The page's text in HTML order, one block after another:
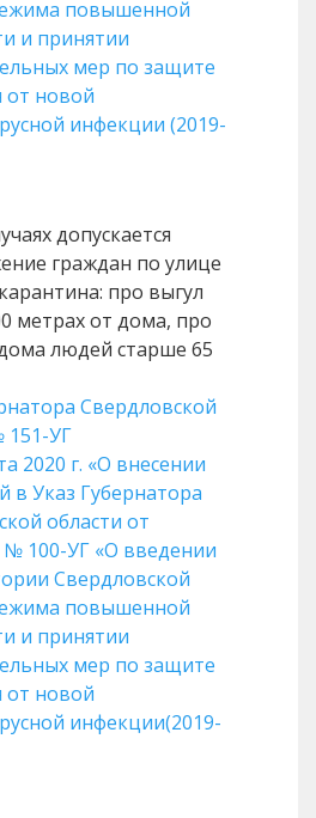
повышенной
и принятии
мер по защите
от новой
инфекции (2019-
допускается
граждан по улице
про выгул
метрах от дома, про
людей старше 65
Свердловской
151-УГ
2020 г. «О внесении
в Указ Губернатора
области от
№ 100-УГ «О введении
Свердловской
повышенной
и принятии
мер по защите
от новой
инфекции(2019-